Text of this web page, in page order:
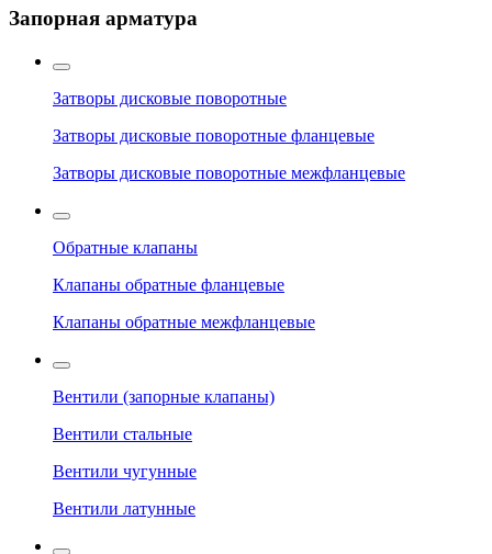
Запорная арматура
Затворы дисковые поворотные
Затворы дисковые поворотные фланцевые
Затворы дисковые поворотные межфланцевые
Обратные клапаны
Клапаны обратные фланцевые
Клапаны обратные межфланцевые
Вентили (запорные клапаны)
Вентили стальные
Вентили чугунные
Вентили латунные